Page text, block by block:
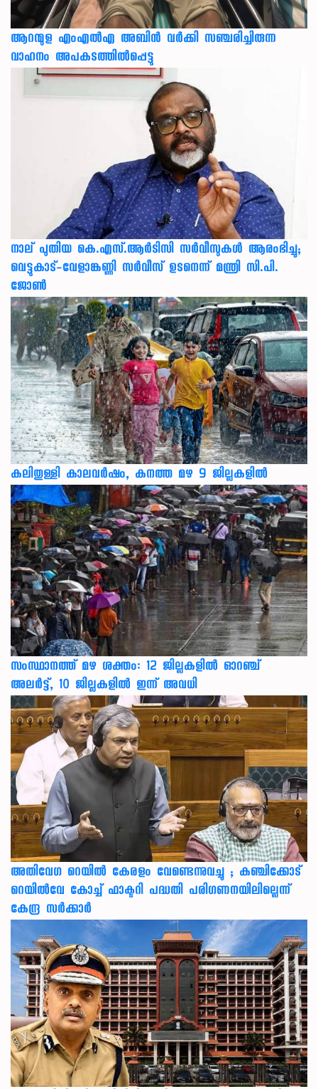
ആറന്മുള എംഎൽഎ അബിൻ വർക്കി സഞ്ചരിച്ചിരുന്ന
വാഹനം അപകടത്തിൽപ്പെട്ടു
നാല് പുതിയ കെ.എസ്.ആർടിസി സർവീസുകൾ ആരംഭിച്ചു;
വെട്ടുകാട്-വേളാങ്കണ്ണി സർവീസ് ഉടനെന്ന് മന്ത്രി സി.പി.
ജോൺ
കലിതുള്ളി കാലവർഷം, കനത്ത മഴ 9 ജില്ലകളിൽ
സംസ്ഥാനത്ത് മഴ ശക്തം: 12 ജില്ലകളിൽ ഓറഞ്ച്
അലർട്ട്, 10 ജില്ലകളിൽ ഇന്ന് അവധി
അതിവേഗ റെയിൽ കേരളം വേണ്ടെന്നുവച്ചു ; കഞ്ചിക്കോട്
റെയിൽവേ കോച്ച് ഫാക്ടറി പദ്ധതി പരിഗണനയിലില്ലെന്ന്
കേന്ദ്ര സർക്കാർ